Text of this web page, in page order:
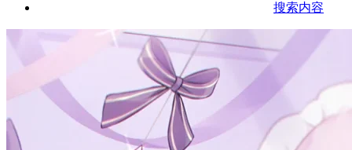
搜索内容